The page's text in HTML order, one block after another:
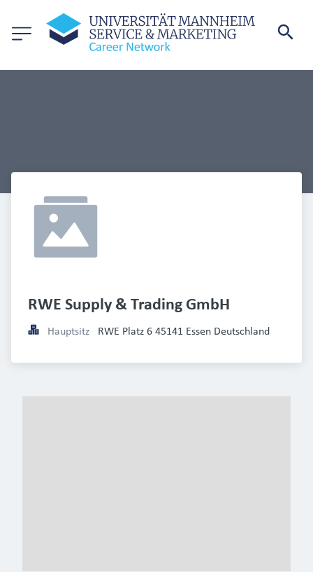
RWE Supply & Trading GmbH
Hauptsitz RWE Platz 6 45141 Essen Deutschland